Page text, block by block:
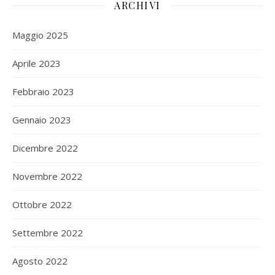
ARCHIVI
Maggio 2025
Aprile 2023
Febbraio 2023
Gennaio 2023
Dicembre 2022
Novembre 2022
Ottobre 2022
Settembre 2022
Agosto 2022